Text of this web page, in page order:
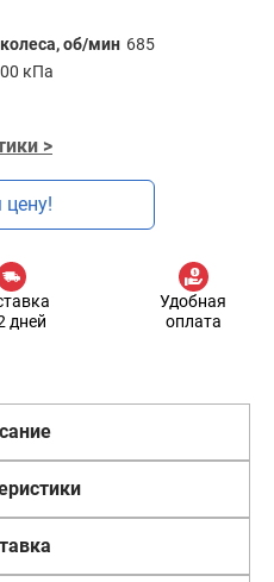
об/мин 685
кПа
>
дней
Удобная
оплата